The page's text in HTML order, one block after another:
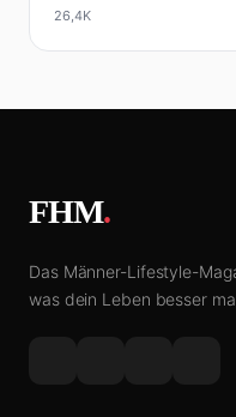
26,4K
FHM.
Das Männer-Lifestyle-
was dein Leben besser